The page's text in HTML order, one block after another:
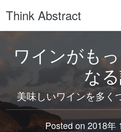
Think Abstract
ワインがも
な
美味しいワインを多く
Posted on 2018年